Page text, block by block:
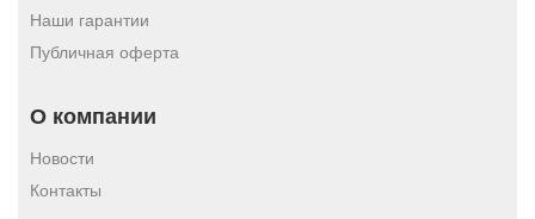
Наши гарантии
Публичная оферта
О компании
Новости
Контакты